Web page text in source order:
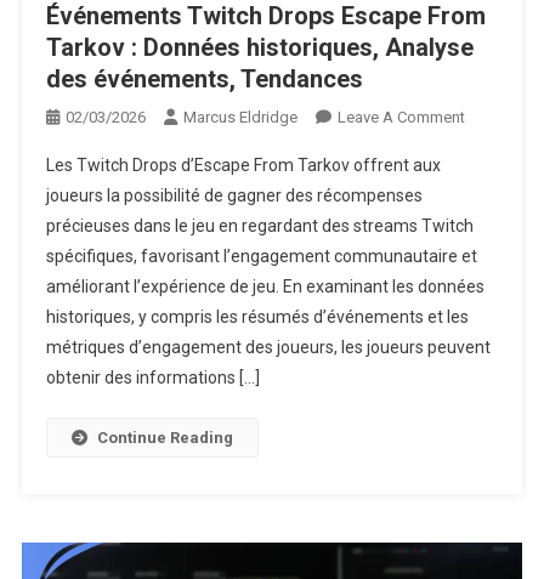
Événements Twitch Drops Escape From
Tarkov : Données historiques, Analyse
des événements, Tendances
02/03/2026 Marcus Eldridge Leave A CommentOn
Escape
From
Tarkov
:
Données
Les Twitch Drops d’Escape From Tarkov offrent aux
joueurs la possibilité de gagner des récompenses
précieuses dans le jeu en regardant des streams Twitch
spécifiques, favorisant l’engagement communautaire et
améliorant l’expérience de jeu. En examinant les données
historiques, y compris les résumés d’événements et les
métriques d’engagement des joueurs, les joueurs peuvent
obtenir des informations […]
Continue Reading